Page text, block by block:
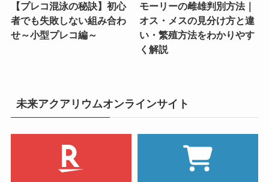
【プレコ混泳の秘訣】初心
者でも失敗しない組み合わ
せ～小型プレコ編～
モーリーの雌雄判別方法｜
オス・メスの見分け方と違
い・繁殖方法をわかりやす
く解説
未来アクアリウムオンラインサイト